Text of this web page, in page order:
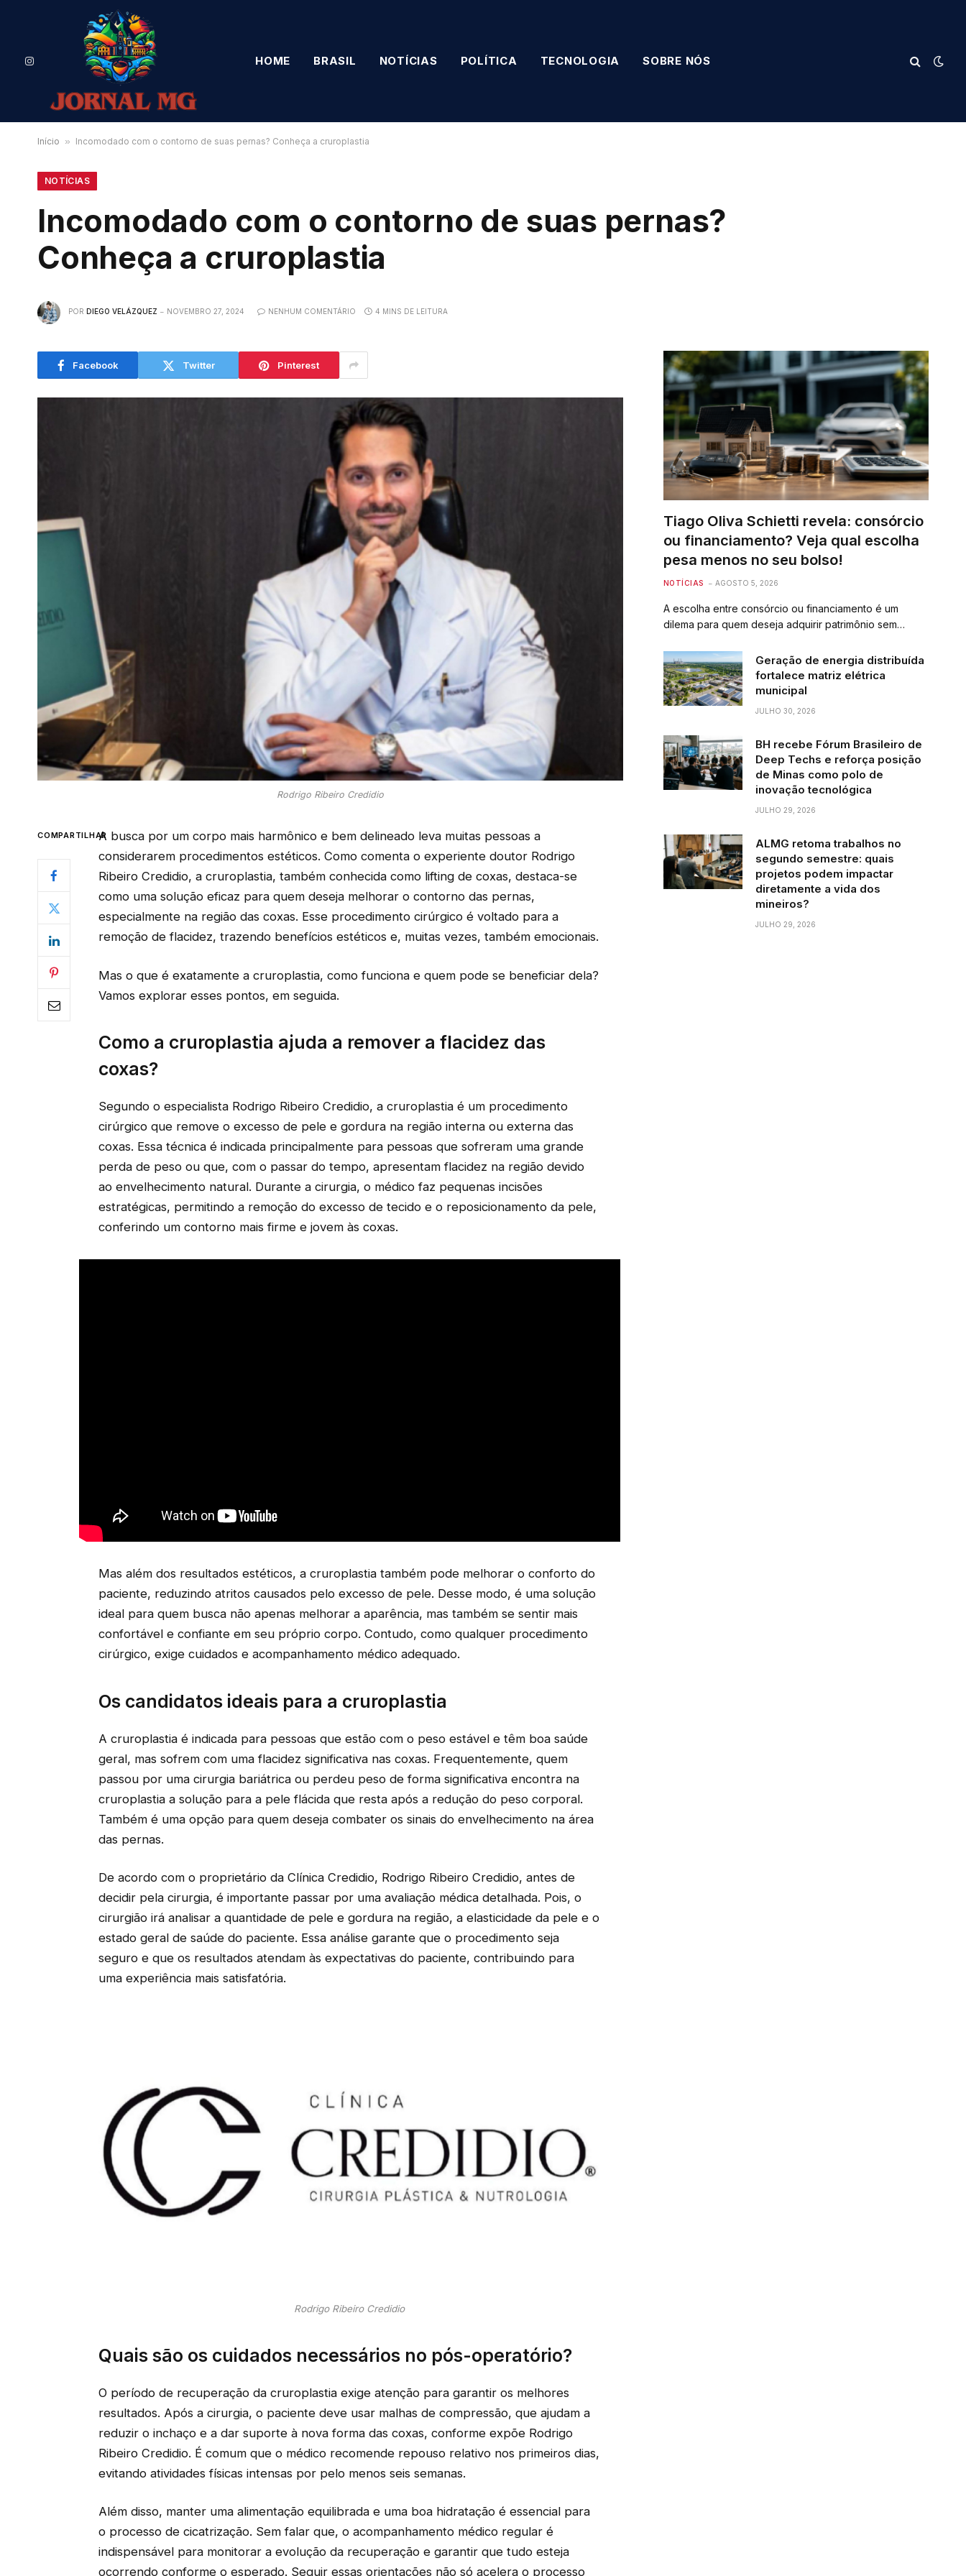
Instagram HOME BRASIL NOTÍCIAS POLÍTICA TECNOLOGIA SOBRE NÓS
Início » Incomodado com o contorno de suas pernas? Conheça a cruroplastia
NOTÍCIAS
Incomodado com o contorno de suas pernas?
Conheça a cruroplastia
POR DIEGO VELÁZQUEZ NOVEMBRO 27, 2024 NENHUM COMENTÁRIO 4 MINS DE LEITURA
Facebook Twitter Pinterest
Rodrigo Ribeiro Credidio
COMPARTILHARA busca por um corpo mais harmônico e bem delineado leva muitas pessoas a
considerarem procedimentos estéticos. Como comenta o experiente doutor Rodrigo
Ribeiro Credidio, a cruroplastia, também conhecida como lifting de coxas, destaca-se
como uma solução eficaz para quem deseja melhorar o contorno das pernas,
especialmente na região das coxas. Esse procedimento cirúrgico é voltado para a
remoção de flacidez, trazendo benefícios estéticos e, muitas vezes, também emocionais.
Mas o que é exatamente a cruroplastia, como funciona e quem pode se beneficiar dela?
Vamos explorar esses pontos, em seguida.
Como a cruroplastia ajuda a remover a flacidez das
coxas?
Segundo o especialista Rodrigo Ribeiro Credidio, a cruroplastia é um procedimento
cirúrgico que remove o excesso de pele e gordura na região interna ou externa das
coxas. Essa técnica é indicada principalmente para pessoas que sofreram uma grande
perda de peso ou que, com o passar do tempo, apresentam flacidez na região devido
ao envelhecimento natural. Durante a cirurgia, o médico faz pequenas incisões
estratégicas, permitindo a remoção do excesso de tecido e o reposicionamento da pele,
conferindo um contorno mais firme e jovem às coxas.
Mas além dos resultados estéticos, a cruroplastia também pode melhorar o conforto do
paciente, reduzindo atritos causados pelo excesso de pele. Desse modo, é uma solução
ideal para quem busca não apenas melhorar a aparência, mas também se sentir mais
confortável e confiante em seu próprio corpo. Contudo, como qualquer procedimento
cirúrgico, exige cuidados e acompanhamento médico adequado.
Os candidatos ideais para a cruroplastia
A cruroplastia é indicada para pessoas que estão com o peso estável e têm boa saúde
geral, mas sofrem com uma flacidez significativa nas coxas. Frequentemente, quem
passou por uma cirurgia bariátrica ou perdeu peso de forma significativa encontra na
cruroplastia a solução para a pele flácida que resta após a redução do peso corporal.
Também é uma opção para quem deseja combater os sinais do envelhecimento na área
das pernas.
De acordo com o proprietário da Clínica Credidio, Rodrigo Ribeiro Credidio, antes de
decidir pela cirurgia, é importante passar por uma avaliação médica detalhada. Pois, o
cirurgião irá analisar a quantidade de pele e gordura na região, a elasticidade da pele e o
estado geral de saúde do paciente. Essa análise garante que o procedimento seja
seguro e que os resultados atendam às expectativas do paciente, contribuindo para
uma experiência mais satisfatória.
Rodrigo Ribeiro Credidio
Quais são os cuidados necessários no pós-operatório?
O período de recuperação da cruroplastia exige atenção para garantir os melhores
resultados. Após a cirurgia, o paciente deve usar malhas de compressão, que ajudam a
reduzir o inchaço e a dar suporte à nova forma das coxas, conforme expõe Rodrigo
Ribeiro Credidio. É comum que o médico recomende repouso relativo nos primeiros dias,
evitando atividades físicas intensas por pelo menos seis semanas.
Além disso, manter uma alimentação equilibrada e uma boa hidratação é essencial para
o processo de cicatrização. Sem falar que, o acompanhamento médico regular é
indispensável para monitorar a evolução da recuperação e garantir que tudo esteja
ocorrendo conforme o esperado. Seguir essas orientações não só acelera o processo
Tiago Oliva Schietti revela: consórcio
ou financiamento? Veja qual escolha
pesa menos no seu bolso!
NOTÍCIAS AGOSTO 5, 2026
A escolha entre consórcio ou financiamento é um
dilema para quem deseja adquirir patrimônio sem…
Geração de energia distribuída
fortalece matriz elétrica
municipal
JULHO 30, 2026
BH recebe Fórum Brasileiro de
Deep Techs e reforça posição
de Minas como polo de
inovação tecnológica
JULHO 29, 2026
ALMG retoma trabalhos no
segundo semestre: quais
projetos podem impactar
diretamente a vida dos
mineiros?
JULHO 29, 2026